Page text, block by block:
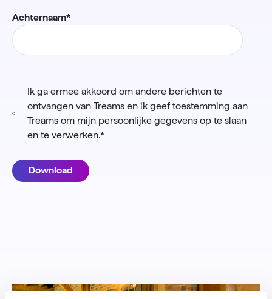
Achternaam*
Ik ga ermee akkoord om andere berichten te
ontvangen van Treams en ik geef toestemming aan
Treams om mijn persoonlijke gegevens op te slaan
en te verwerken.*